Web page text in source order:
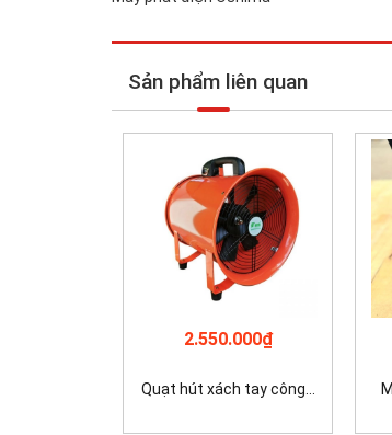
Sản phẩm liên quan
2.550.000₫
Quạt hút xách tay công...